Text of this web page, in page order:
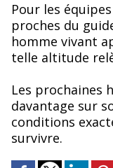
Pour les
proches du
homme vivant
telle altitude
Les prochaines
davantage sur
conditions
survivre.